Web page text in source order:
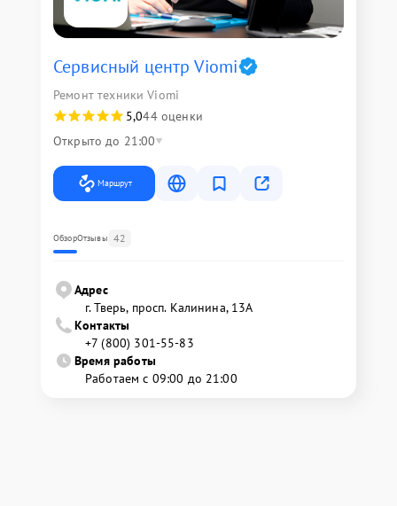
Сервисный центр Viomi
Ремонт техники Viomi
5,044 оценки
Открыто до 21:00
Маршрут
ОбзорОтзывы 42
Адрес
г. Тверь, просп. Калинина, 13А
Контакты
+7 (800) 301-55-83
Время работы
Работаем с 09:00 до 21:00